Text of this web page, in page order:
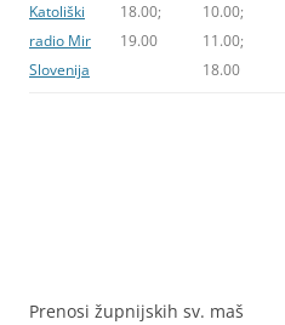
Katoliški
radio Mir
Slovenija
18.00;
19.00
10.00;
11.00;
18.00
Prenosi župnijskih sv. maš